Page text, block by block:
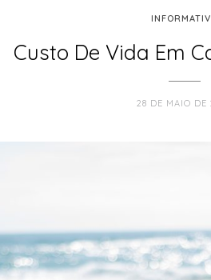
Custo De Vida Em
28 DE MAIO DE